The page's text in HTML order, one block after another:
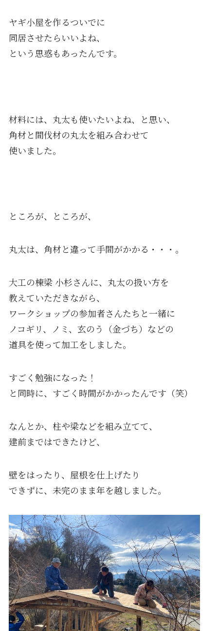
ヤギ小屋を作るついでに
同居させたらいいよね、
という思惑もあったんです。
材料には、丸太も使いたいよね、と思い、
角材と間伐材の丸太を組み合わせて
使いました。
ところが、ところが、
丸太は、角材と違って手間がかかる・・・。
大工の棟梁 小杉さんに、丸太の扱い方を
教えていただきながら、
ワークショップの参加者さんたちと一緒に
ノコギリ、ノミ、玄のう（金づち）などの
道具を使って加工をしました。
すごく勉強になった！
と同時に、すごく時間がかかったんです（笑）
なんとか、柱や梁などを組み立てて、
建前まではできたけど、
壁をはったり、屋根を仕上げたり
できずに、未完のまま年を越しました。